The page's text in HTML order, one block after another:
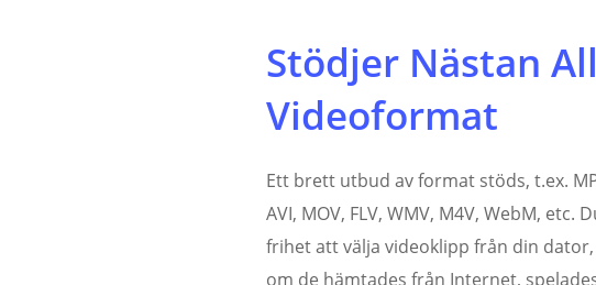
Stödjer Nästan
Videoformat
Ett brett utbud av format stöds, t.ex.
AVI, MOV, FLV, WMV, M4V, WebM, etc.
frihet att välja videoklipp från din
om de hämtades från Internet,